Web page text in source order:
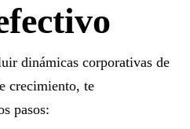
dinámicas corporativas de
crecimiento, te
pasos: